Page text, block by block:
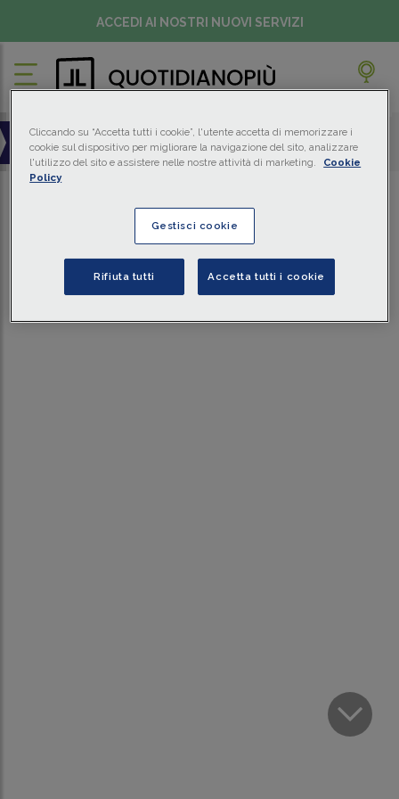
ACCEDI AI NOSTRI NUOVI SERVIZI
SPECIALI
Cliccando su “Accetta tutti i cookie”, l'utente accetta di memorizzare i
cookie sul dispositivo per migliorare la navigazione del sito, analizzare
l'utilizzo del sito e assistere nelle nostre attività di marketing.
Cookie
Policy
Gestisci cookie
Rifiuta tutti Accetta tutti i cookie